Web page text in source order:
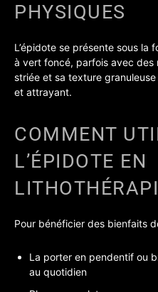
PHYSIQUES
L’épidote se présente sous
à vert foncé, parfois avec des
striée et sa texture
et attrayant.
COMMENT
L’ÉPIDOTE EN
Pour bénéficier des bienfaits
La porter en pendentif ou
au quotidien